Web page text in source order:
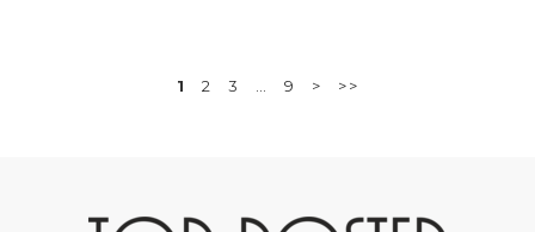
1 2 3 … 9 > >>